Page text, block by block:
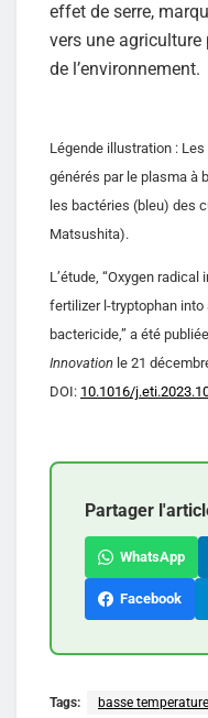
effet de serre,
vers une agriculture
de l’environnement.
Légende illustration :
générés par le plasma à
les bactéries (bleu) des
Matsushita).
L’étude, “Oxygen
fertilizer l-tryptophan
bactericide,” a été
Innovation le 21
DOI: 10.1016/
Partager
WhatsApp
Facebook
Tags: basse temperature